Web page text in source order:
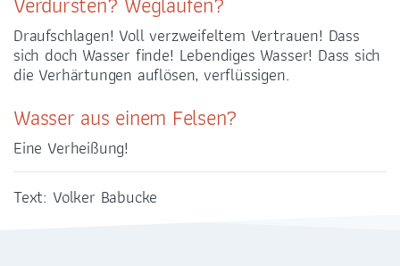
Draufschlagen! Voll verzweifeltem Vertrauen! Dass
sich doch Wasser finde! Lebendiges Wasser! Dass sich
die Verhärtungen auflösen, verflüssigen.
Wasser aus einem Felsen?
Eine Verheißung!
Text: Volker Babucke